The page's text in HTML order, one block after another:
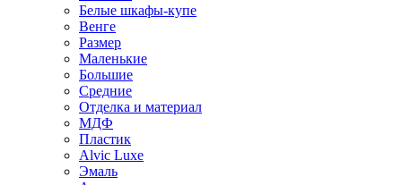
Белые шкафы-купе
Венге
Размер
Маленькие
Большие
Средние
Отделка и материал
МДФ
Пластик
Alvic Luxe
Эмаль